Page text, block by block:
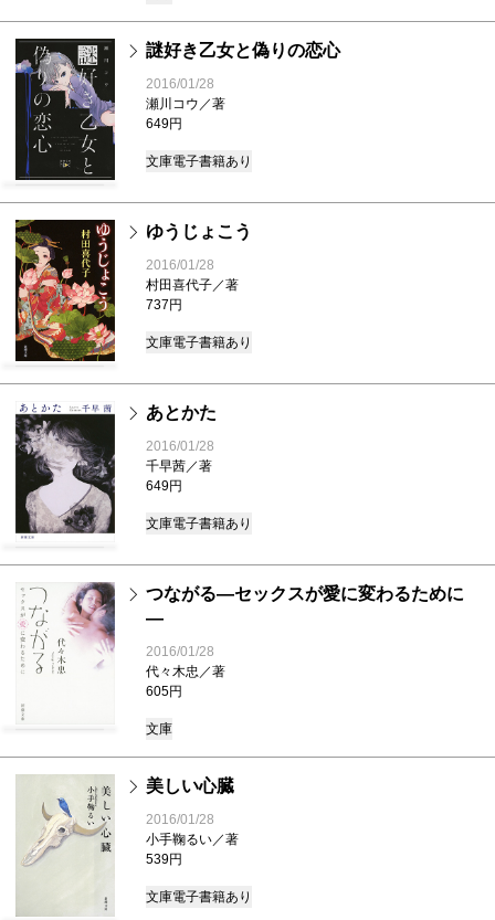
謎好き乙女と偽りの恋心
2016/01/28
瀬川コウ／著
649円
文庫電子書籍あり
ゆうじょこう
2016/01/28
村田喜代子／著
737円
文庫電子書籍あり
あとかた
2016/01/28
千早茜／著
649円
文庫電子書籍あり
つながる―セックスが愛に変わるために
―
2016/01/28
代々木忠／著
605円
文庫
美しい心臓
2016/01/28
小手鞠るい／著
539円
文庫電子書籍あり